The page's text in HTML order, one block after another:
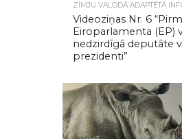
ZĪMJU VALODĀ ADAPTĒTĀ
Videoziņas Nr. 6
Eiroparlamenta (EP)
nedzirdīgā deputāte
prezidenti”